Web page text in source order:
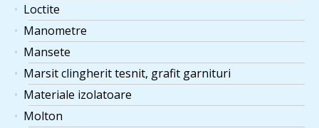
Loctite
Manometre
Mansete
Marsit clingherit tesnit, grafit garnituri
Materiale izolatoare
Molton